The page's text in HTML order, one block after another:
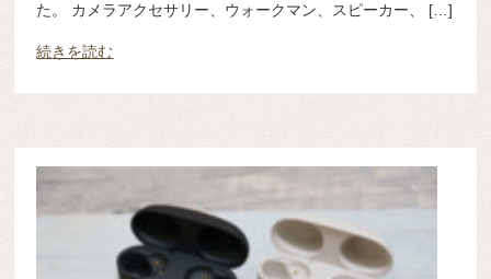
た。 カメラアクセサリー、ウォークマン、スピーカー、 […]
続きを読む